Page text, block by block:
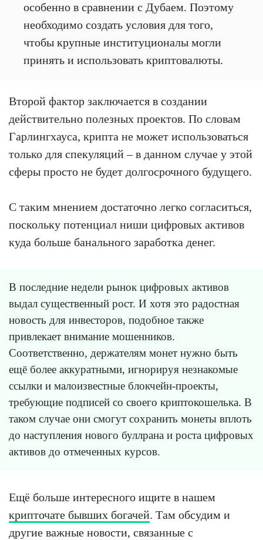
особенно в сравнении с Дубаем. Поэтому
необходимо создать условия для того,
чтобы крупные институционалы могли
принять и использовать криптовалюты.
Второй фактор заключается в создании
действительно полезных проектов. По словам
Гарлингхауса, крипта не может использоваться
только для спекуляций – в данном случае у этой
сферы просто не будет долгосрочного будущего.
С таким мнением достаточно легко согласиться,
поскольку потенциал ниши цифровых активов
куда больше банального заработка денег.
В последние недели рынок цифровых активов
выдал существенный рост. И хотя это радостная
новость для инвесторов, подобное также
привлекает внимание мошенников.
Соответственно, держателям монет нужно быть
ещё более аккуратными, игнорируя незнакомые
ссылки и малоизвестные блокчейн-проекты,
требующие подписей со своего криптокошелька. В
таком случае они смогут сохранить монеты вплоть
до наступления нового буллрана и роста цифровых
активов до отмеченных курсов.
Ещё больше интересного ищите в нашем
крипточате бывших богачей. Там обсудим и
другие важные новости, связанные с